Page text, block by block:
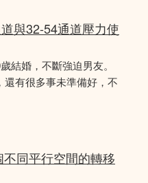
與32-54通道壓力使
結婚，不斷強迫男友。
有很多事未準備好，不
同平行空間的轉移